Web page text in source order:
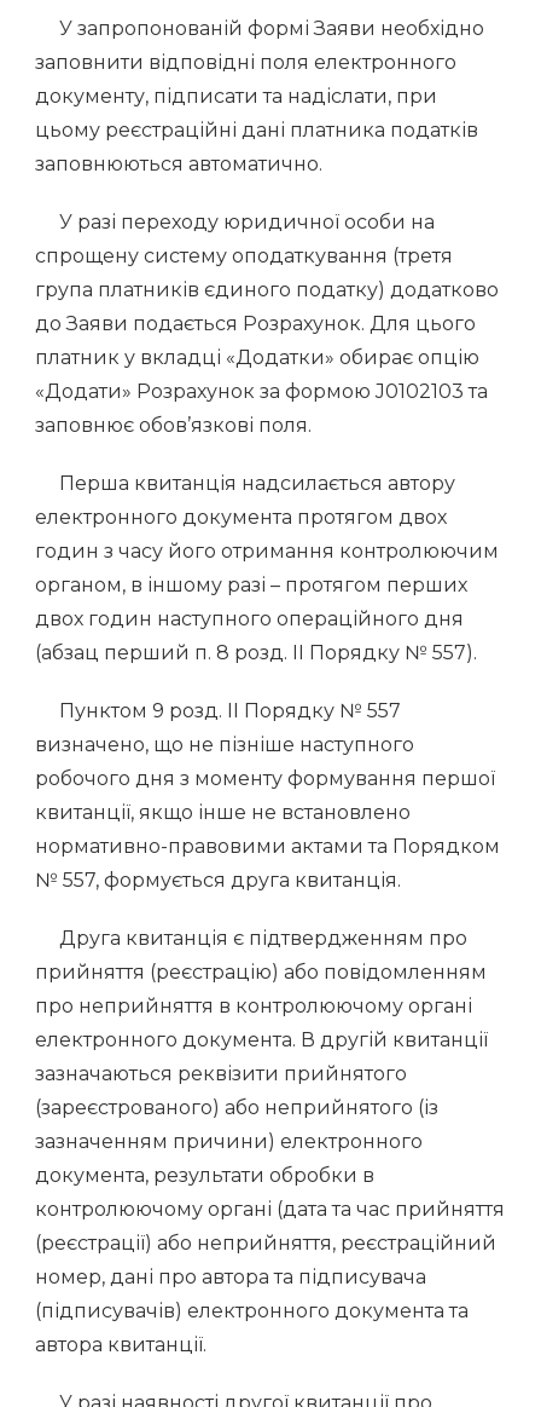
У запропонованій формі Заяви необхідно
заповнити відповідні поля електронного
документу, підписати та надіслати, при
цьому реєстраційні дані платника податків
заповнюються автоматично.
У разі переходу юридичної особи на
спрощену систему оподаткування (третя
група платників єдиного податку) додатково
до Заяви подається Розрахунок. Для цього
платник у вкладці «Додатки» обирає опцію
«Додати» Розрахунок за формою J0102103 та
заповнює обов’язкові поля.
Перша квитанція надсилається автору
електронного документа протягом двох
годин з часу його отримання контролюючим
органом, в іншому разі – протягом перших
двох годин наступного операційного дня
(абзац перший п. 8 розд. ІІ Порядку № 557).
Пунктом 9 розд. ІІ Порядку № 557
визначено, що не пізніше наступного
робочого дня з моменту формування першої
квитанції, якщо інше не встановлено
нормативно-правовими актами та Порядком
№ 557, формується друга квитанція.
Друга квитанція є підтвердженням про
прийняття (реєстрацію) або повідомленням
про неприйняття в контролюючому органі
електронного документа. В другій квитанції
зазначаються реквізити прийнятого
(зареєстрованого) або неприйнятого (із
зазначенням причини) електронного
документа, результати обробки в
контролюючому органі (дата та час прийняття
(реєстрації) або неприйняття, реєстраційний
номер, дані про автора та підписувача
(підписувачів) електронного документа та
автора квитанції.
У разі наявності другої квитанції про